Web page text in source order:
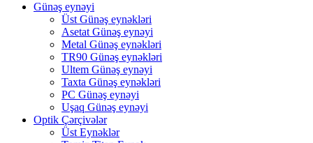
Günəş eynəyi
Üst Günəş eynəkləri
Asetat Günəş eynəyi
Metal Günəş eynəkləri
TR90 Günəş eynəkləri
Ultem Günəş eynəyi
Taxta Günəş eynəkləri
PC Günəş eynəyi
Uşaq Günəş eynəyi
Optik Çərçivələr
Üst Eynəklər